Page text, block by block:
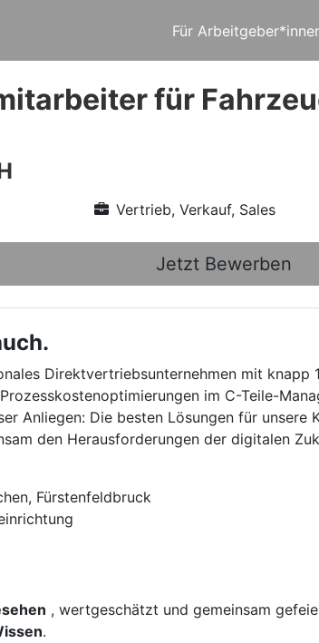
Für
für
Vertrieb, Verkauf, Sales
Jetzt Bewerben
Direktvertriebsunternehmen mit knapp
im C-Teile-
Anliegen: Die besten Lösungen für unsere
den Herausforderungen der digitalen
Fürstenfeldbruck
, wertgeschätzt und gemeinsam
.